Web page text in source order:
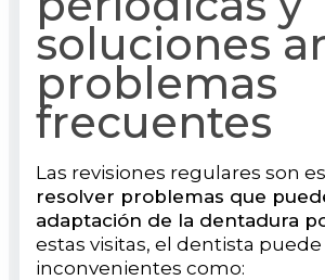
soluciones
problemas
frecuentes
Las revisiones regulares son
resolver problemas que
adaptación de la dentadura
estas visitas, el dentista
inconvenientes como: